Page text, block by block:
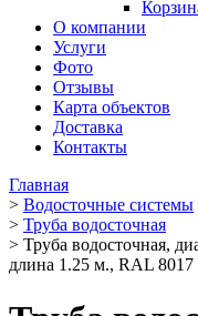
О компании
Услуги
Фото
Отзывы
Карта объектов
Доставка
Контакты
Главная
> Водосточные системы
> Труба водосточная
> Труба водосточная,
длина 1.25 м., RAL